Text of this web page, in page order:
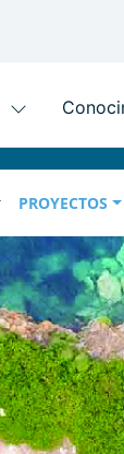
PROYECTOS